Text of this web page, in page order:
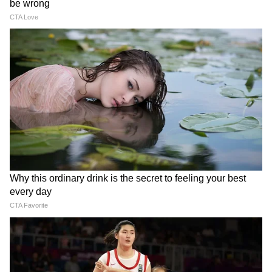
Samik Bhattacharya: কাশ্মীর মাঙ্গে
আজাদি স্লোগান তুললে একটাও মার বাইরে
পরবে না, Gen Zকে সতর্ক শমীকের
Chinsurah | বিধায়কের এক ধমকেই কেমন
'মিনমিন' করছে ঠিকাদার, মুহূর্তে বদলে গেল
ছবি!